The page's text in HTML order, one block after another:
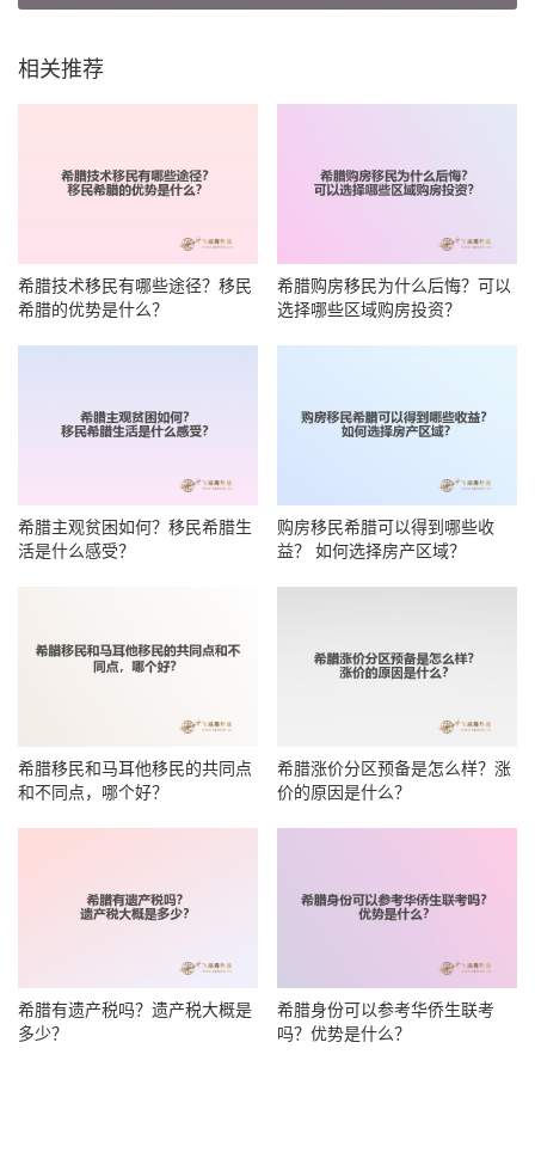
相关推荐
希腊技术移民有哪些途径？移民
希腊的优势是什么？
希腊购房移民为什么后悔？可以
选择哪些区域购房投资？
希腊主观贫困如何？移民希腊生
活是什么感受？
购房移民希腊可以得到哪些收
益？ 如何选择房产区域？
希腊移民和马耳他移民的共同点
和不同点，哪个好？
希腊涨价分区预备是怎么样？涨
价的原因是什么？
希腊有遗产税吗？遗产税大概是
多少？
希腊身份可以参考华侨生联考
吗？优势是什么？